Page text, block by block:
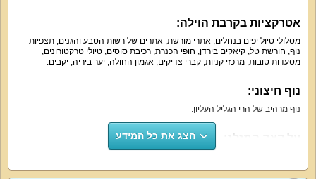
אטרקציות בקרבת הוילה:
מסלולי טיול יפים בנחלים, אתרי מורשת, אתרים של רשות הטבע והגנים, תצפיות
נוף, חורשת טל, קיאקים בירדן, חופי הכנרת, רכיבת סוסים, טיולי טרקטורונים,
מסעדות טובות, מרכזי קניות, קברי צדיקים, אגמון החולה, יער ביריה, יקבים.
נוף חיצוני:
נוף מרהיב של הרי הגליל העליון.
על קצה המזלג: הצג את כל המידע